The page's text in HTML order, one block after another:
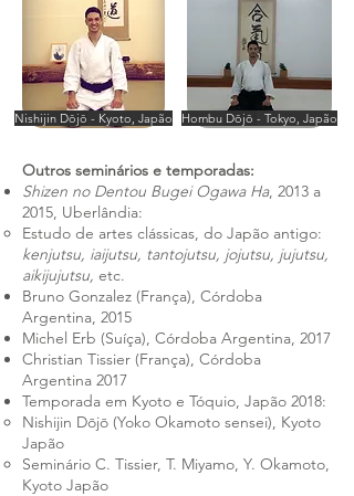
Nishijin Dōjō - Kyoto, Japão Hombu Dōjō - Tokyo, Japão
Outros seminários e temporadas:
Shizen no Dentou Bugei Ogawa Ha, 2013 a
2015, Uberlândia:
Estudo de artes clássicas, do Japão antigo:
kenjutsu, iaijutsu, tantojutsu, jojutsu, jujutsu,
aikijujutsu, etc.​
Bruno Gonzalez (França), Córdoba
Argentina, 2015
Michel Erb (Suíça), Córdoba Argentina, 2017
Christian Tissier (França), Córdoba
Argentina 2017
Temporada em Kyoto e Tóquio, Japão 2018:
Nishijin Dōjō (Yoko Okamoto sensei), Kyoto
Japão
Seminário C. Tissier, T. Miyamo, Y. Okamoto,
Kyoto Japão